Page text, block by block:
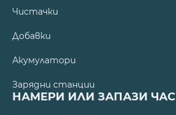
Чистачки
Добавки
Акумулатори
Зарядни станции
НАМЕРИ ИЛИ ЗАПАЗИ ЧАС